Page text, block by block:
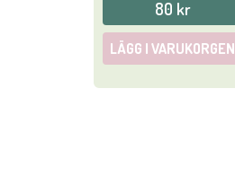
80 kr
LÄGG I VARUKORGEN